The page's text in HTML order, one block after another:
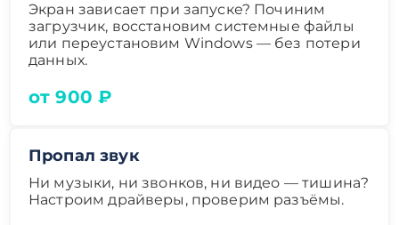
Экран зависает при запуске? Починим
загрузчик, восстановим системные файлы
или переустановим Windows — без потери
данных.
от 900 ₽
Пропал звук
Ни музыки, ни звонков, ни видео — тишина?
Настроим драйверы, проверим разъёмы.